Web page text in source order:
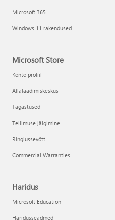
Microsoft 365
Windows 11 rakendused
Microsoft Store
Konto profiil
Allalaadimiskeskus
Tagastused
Tellimuse jälgimine
Ringlussevõtt
Commercial Warranties
Haridus
Microsoft Education
Haridusseadmed